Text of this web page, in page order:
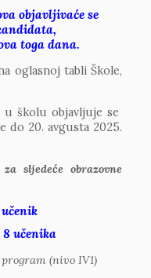
objavljivaće se
toga dana.
oglasnoj tabli Škole,
u školu objavljuje se
do 20. avgusta 2025.
sljedeće obrazovne
učenika
(nivo IV1)